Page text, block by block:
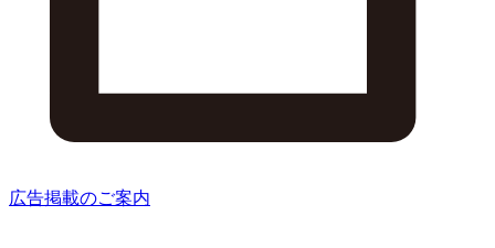
広告掲載のご案内